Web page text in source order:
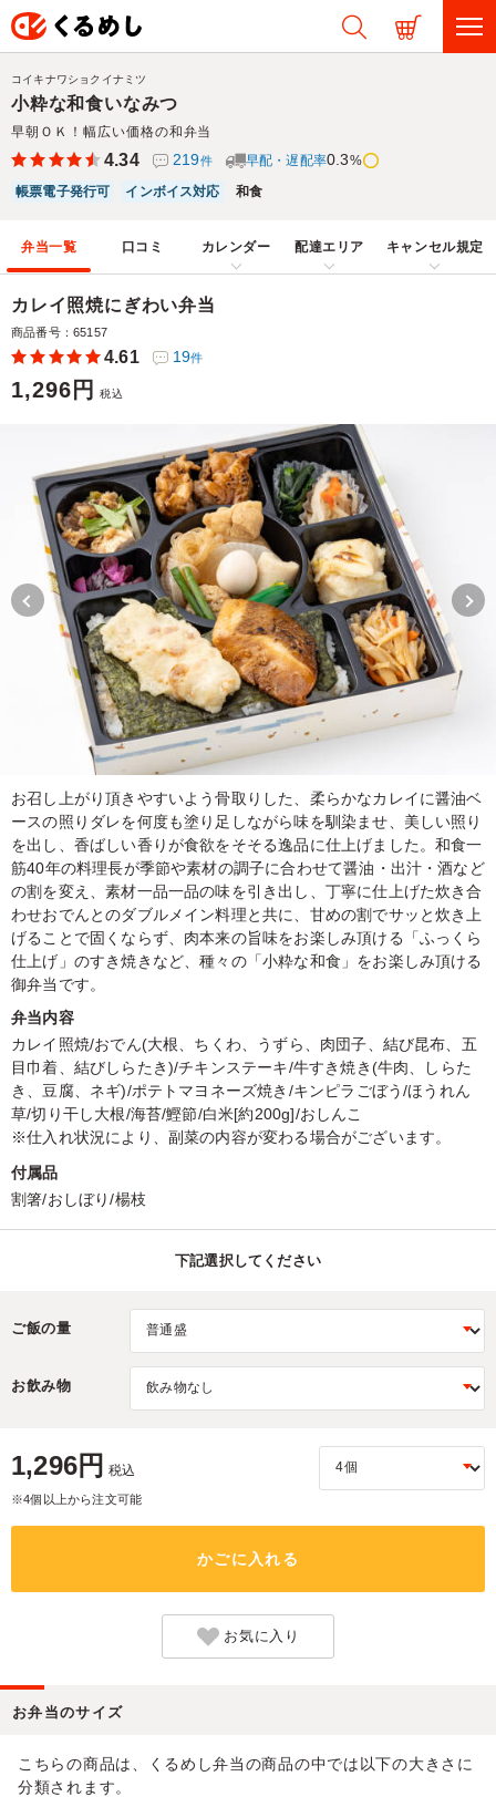
小粋な和食いなみつ
早朝ＯＫ！幅広い価格の和弁当
コイキナワショクイナミツ
4.34 219件 早配・遅配率0.3%
帳票電子発行可
インボイス対応 和食
弁当一覧 口コミ カレンダー 配達エリア キャンセル規定
カレイ照焼にぎわい弁当
商品番号：65157
4.61 19件
1,296円 税込
お召し上がり頂きやすいよう骨取りした、柔らかなカレイに醤油ベ
ースの照りダレを何度も塗り足しながら味を馴染ませ、美しい照り
を出し、香ばしい香りが食欲をそそる逸品に仕上げました。和食一
筋40年の料理長が季節や素材の調子に合わせて醤油・出汁・酒など
の割を変え、素材一品一品の味を引き出し、丁寧に仕上げた炊き合
わせおでんとのダブルメイン料理と共に、甘めの割でサッと炊き上
げることで固くならず、肉本来の旨味をお楽しみ頂ける「ふっくら
仕上げ」のすき焼きなど、種々の「小粋な和食」をお楽しみ頂ける
御弁当です。
弁当内容
カレイ照焼/おでん(大根、ちくわ、うずら、肉団子、結び昆布、五
目巾着、結びしらたき)/チキンステーキ/牛すき焼き(牛肉、しらた
き、豆腐、ネギ)/ポテトマヨネーズ焼き/キンピラごぼう/ほうれん
草/切り干し大根/海苔/鰹節/白米[約200g]/おしんこ
※仕入れ状況により、副菜の内容が変わる場合がございます。
付属品
割箸/おしぼり/楊枝
下記選択してください
ご飯の量
お飲み物
1,296円 税込
※4個以上から注文可能
かごに入れる
お気に入り
お弁当のサイズ
こちらの商品は、くるめし弁当の商品の中では以下の大きさに
分類されます。